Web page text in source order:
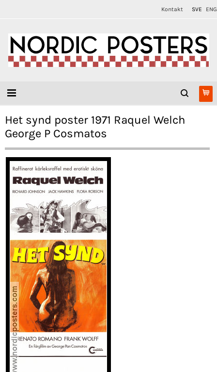
Kontakt SVE ENG
Het synd poster 1971 Raquel Welch
George P Cosmatos